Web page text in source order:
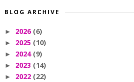
BLOG ARCHIVE
► 2026 (6)
► 2025 (10)
► 2024 (9)
► 2023 (14)
► 2022 (22)